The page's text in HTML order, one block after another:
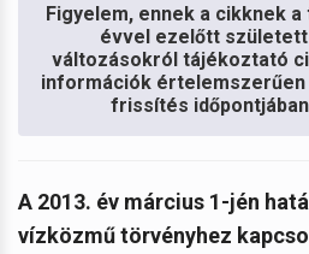
Figyelem, ennek a cikknek
évvel ezelőtt
változásokról tájékoztató
információk értelemszerűen
frissítés
A 2013. év március 1-jén
vízközmű törvényhez